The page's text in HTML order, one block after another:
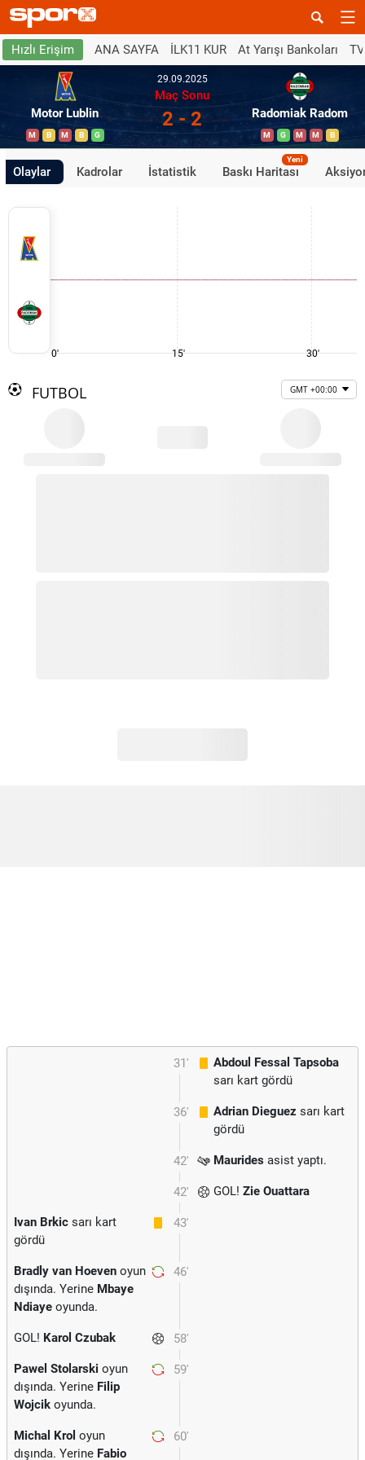
Hızlı Erişim ANA SAYFA İLK11 KUR At Yarışı Bankoları
Motor Lublin
M B M B G
29.09.2025
Maç Sonu
2 - 2 Radomiak Radom
M G M M B
Olaylar Kadrolar İstatistik Baskı Haritası
Yeni
0' 15' 30'
FUTBOL GMT +00:00
31'
Abdoul Fessal Tapsoba
sarı kart gördü
36' Adrian Dieguez sarı kart
gördü
42' Maurides asist yaptı.
42' GOL! Zie Ouattara
43'
Ivan Brkic sarı kart
gördü
46'
Bradly van Hoeven oyun
dışında. Yerine Mbaye
Ndiaye oyunda.
58'
GOL! Karol Czubak
59'
Pawel Stolarski oyun
dışında. Yerine Filip
Wojcik oyunda.
60'
Michal Krol oyun
dışında. Yerine Fabio